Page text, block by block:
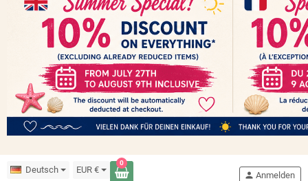
Deutsch EUR €
0
person Anmelden